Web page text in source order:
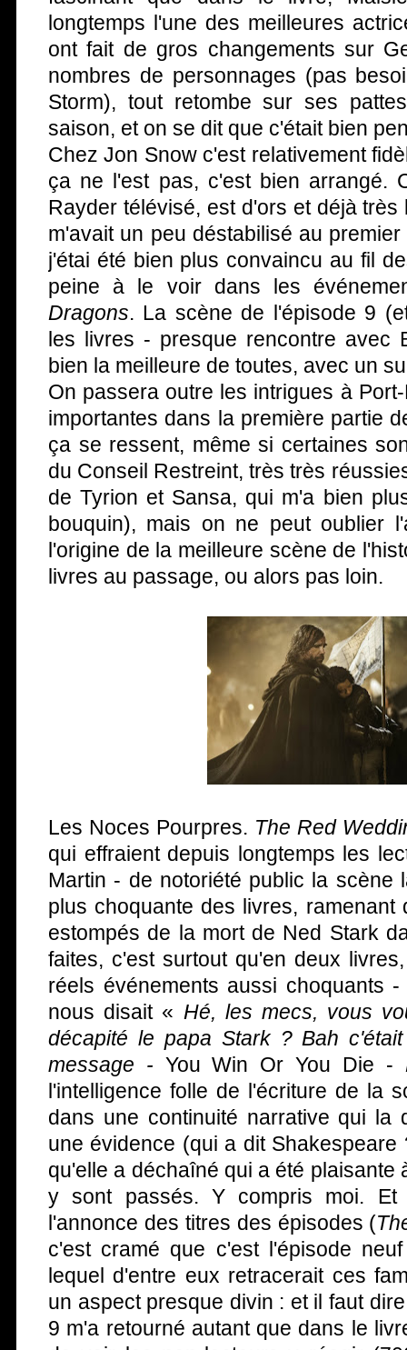
longtemps l'une des meilleures
ont fait de gros changements sur
nombres de personnages (pas
Storm), tout retombe sur ses
saison, et on se dit que c'était bien
Chez Jon Snow c'est relativement
ça ne l'est pas, c'est bien arrangé.
Rayder télévisé, est d'ors et déjà très
m'avait un peu déstabilisé au
j'étai été bien plus convaincu au fil
peine à le voir dans les
Dragons. La scène de l'épisode 9
les livres - presque rencontre avec
bien la meilleure de toutes, avec un
On passera outre les intrigues à
importantes dans la première partie
ça se ressent, même si certaines
du Conseil Restreint, très très
de Tyrion et Sansa, qui m'a bien
bouquin), mais on ne peut oublier
l'origine de la meilleure scène de
livres au passage, ou alors pas loin.
Les Noces Pourpres. The Red
qui effraient depuis longtemps les
Martin - de notoriété public la scène
plus choquante des livres, ramenant
estompés de la mort de Ned Stark
faites, c'est surtout qu'en deux
réels événements aussi choquants
nous disait « Hé, les mecs, vous
décapité le papa Stark ? Bah
message - You Win Or You Die -
l'intelligence folle de l'écriture de la
dans une continuité narrative qui la
une évidence (qui a dit
qu'elle a déchaîné qui a été plaisante
y sont passés. Y compris moi.
l'annonce des titres des épisodes (
c'est cramé que c'est l'épisode
lequel d'entre eux retracerait ces
un aspect presque divin : et il faut
9 m'a retourné autant que dans le